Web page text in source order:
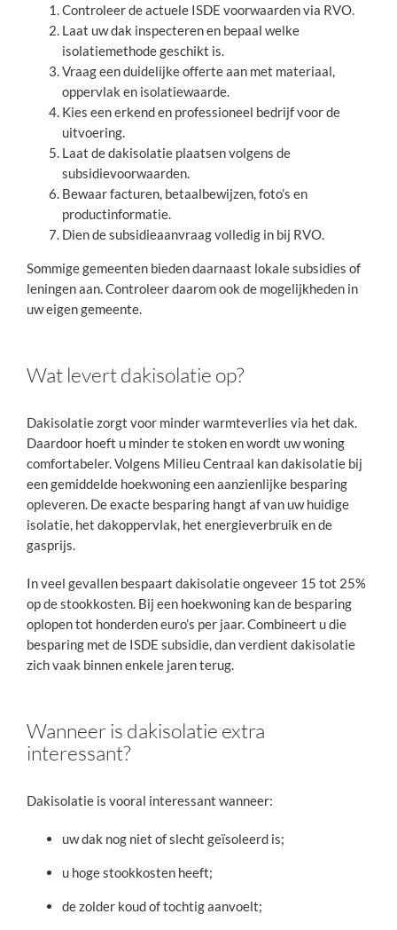
Controleer de actuele ISDE voorwaarden via RVO.
Laat uw dak inspecteren en bepaal welke
isolatiemethode geschikt is.
Vraag een duidelijke offerte aan met materiaal,
oppervlak en isolatiewaarde.
Kies een erkend en professioneel bedrijf voor de
uitvoering.
Laat de dakisolatie plaatsen volgens de
subsidievoorwaarden.
Bewaar facturen, betaalbewijzen, foto’s en
productinformatie.
Dien de subsidieaanvraag volledig in bij RVO.
Sommige gemeenten bieden daarnaast lokale subsidies of
leningen aan. Controleer daarom ook de mogelijkheden in
uw eigen gemeente.
Wat levert dakisolatie op?
Dakisolatie zorgt voor minder warmteverlies via het dak.
Daardoor hoeft u minder te stoken en wordt uw woning
comfortabeler. Volgens Milieu Centraal kan dakisolatie bij
een gemiddelde hoekwoning een aanzienlijke besparing
opleveren. De exacte besparing hangt af van uw huidige
isolatie, het dakoppervlak, het energieverbruik en de
gasprijs.
In veel gevallen bespaart dakisolatie ongeveer 15 tot 25%
op de stookkosten. Bij een hoekwoning kan de besparing
oplopen tot honderden euro’s per jaar. Combineert u die
besparing met de ISDE subsidie, dan verdient dakisolatie
zich vaak binnen enkele jaren terug.
Wanneer is dakisolatie extra
interessant?
Dakisolatie is vooral interessant wanneer:
uw dak nog niet of slecht geïsoleerd is;
u hoge stookkosten heeft;
de zolder koud of tochtig aanvoelt;